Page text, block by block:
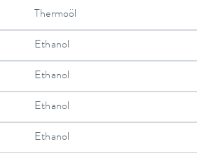
Thermoöl
Ethanol
Ethanol
Ethanol
Ethanol